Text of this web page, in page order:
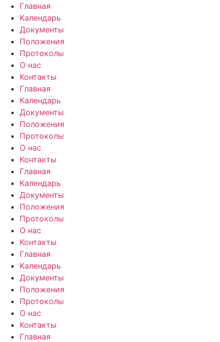
Перейти
содержимому
Главная
Календарь
Документы
Положения
Протоколы
О нас
Контакты
Главная
Календарь
Документы
Положения
Протоколы
О нас
Контакты
Главная
Календарь
Документы
Положения
Протоколы
О нас
Контакты
Главная
Календарь
Документы
Положения
Протоколы
О нас
Контакты
Главная